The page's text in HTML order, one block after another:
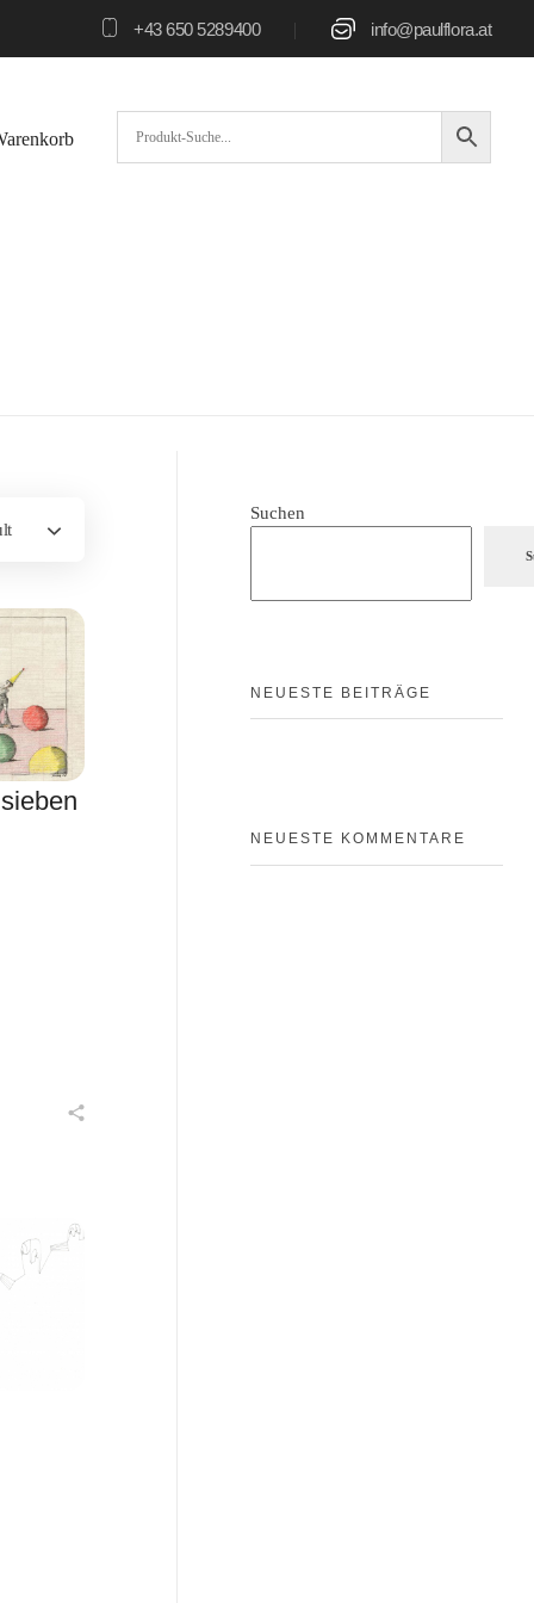
+43 650 5289400 | info@paulflora.at
Suchen
NEUESTE BEITRÄGE
NEUESTE KOMMENTARE